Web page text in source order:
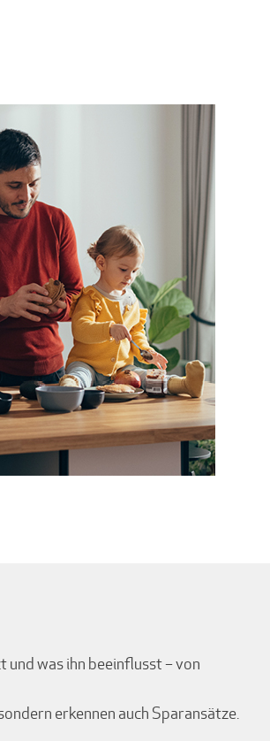
und was ihn beeinflusst – von
erkennen auch Sparansätze.